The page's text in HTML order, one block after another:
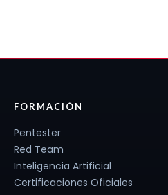
FORMACIÓN
Pentester
Red Team
Inteligencia Artificial
Certificaciones Oficiales